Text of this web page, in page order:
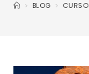
> BLOG > CURSO